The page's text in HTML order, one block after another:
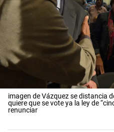
imagen de Vázquez se distancia
quiere que se vote ya la ley de
renunciar